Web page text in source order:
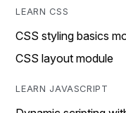
LEARN CSS
CSS styling basics
CSS layout module
LEARN JAVASCRIPT